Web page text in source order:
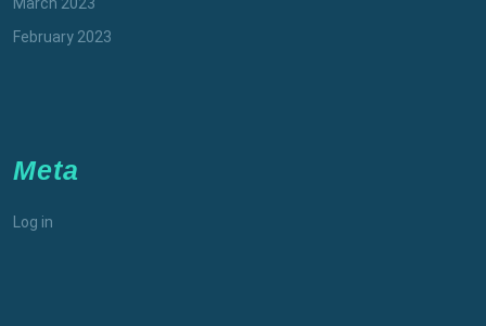
February 2023
Meta
Log in